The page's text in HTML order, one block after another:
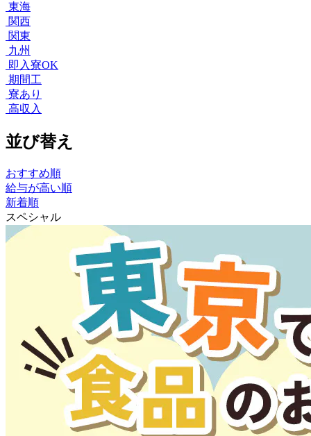
東海
関西
関東
九州
即入寮OK
期間工
寮あり
高収入
並び替え
おすすめ順
給与が高い順
新着順
スペシャル